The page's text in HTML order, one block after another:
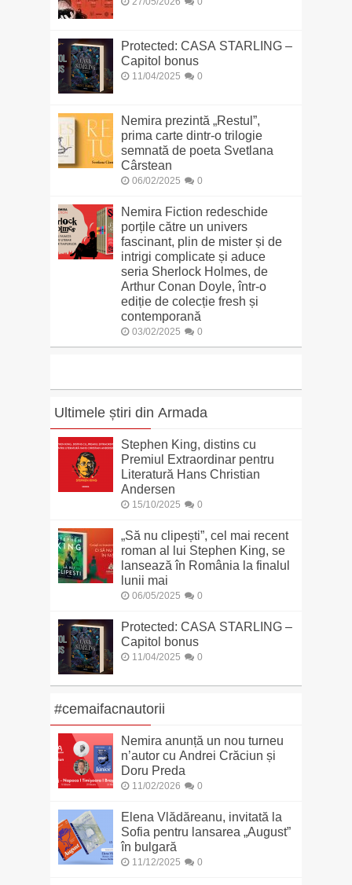
Protected: CASA STARLING –
Capitol bonus
11/04/2025 0
Nemira prezintă „Restul”,
prima carte dintr-o trilogie
semnată de poeta Svetlana
Cârstean
06/02/2025 0
Nemira Fiction redeschide
porțile către un univers
fascinant, plin de mister și de
intrigi complicate și aduce
seria Sherlock Holmes, de
Arthur Conan Doyle, într-o
ediție de colecție fresh și
contemporană
03/02/2025 0
Ultimele știri din Armada
Stephen King, distins cu
Premiul Extraordinar pentru
Literatură Hans Christian
Andersen
15/10/2025 0
„Să nu clipești”, cel mai recent
roman al lui Stephen King, se
lansează în România la finalul
lunii mai
06/05/2025 0
Protected: CASA STARLING –
Capitol bonus
11/04/2025 0
#cemaifacnautorii
Nemira anunță un nou turneu
n’autor cu Andrei Crăciun și
Doru Preda
11/02/2026 0
Elena Vlădăreanu, invitată la
Sofia pentru lansarea „August”
în bulgară
11/12/2025 0